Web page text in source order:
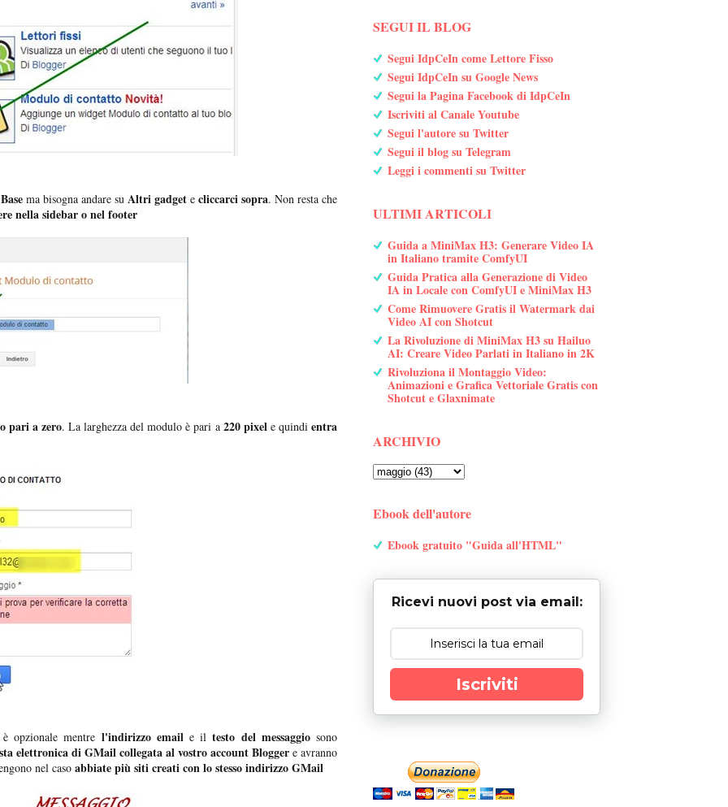
ma bisogna andare su Altri gadget e cliccarci sopra. Non resta che
nella sidebar o nel footer
pari a zero. La larghezza del modulo è pari a 220 pixele quindientra
è opzionale mentre l'indirizzo emaile iltesto del messaggiosono
elettronica di GMail collegata al vostro account Blogger e avranno
nel caso abbiate più siti creati con lo stesso indirizzo GMail
SEGUI IL BLOG
Segui IdpCeIn come Lettore Fisso
Segui IdpCeIn su Google News
Segui la Pagina Facebook di IdpCeIn
Iscriviti al Canale Youtube
Segui l'autore su Twitter
Segui il blog su Telegram
Leggi i commenti su Twitter
ULTIMI ARTICOLI
Guida a MiniMax H3: Generare Video IA
in Italiano tramite ComfyUI
Guida Pratica alla Generazione di Video
IA in Locale con ComfyUI e MiniMax H3
Come Rimuovere Gratis il Watermark dai
Video AI con Shotcut
La Rivoluzione di MiniMax H3 su Hailuo
AI: Creare Video Parlati in Italiano in 2K
Rivoluziona il Montaggio Video:
Animazioni e Grafica Vettoriale Gratis con
Shotcut e Glaxnimate
ARCHIVIO
Ebook dell'autore
Ebook gratuito "Guida all'HTML"
Ricevi nuovi post via email:
Iscriviti